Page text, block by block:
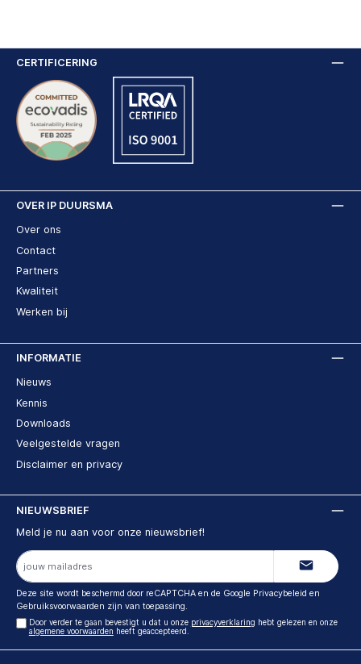
OVER IP DUURSMA
Over ons
Contact
Partners
Kwaliteit
Werken bij
INFORMATIE
Nieuws
Kennis
Downloads
Veelgestelde vragen
Disclaimer en privacy
CERTIFICERING
NIEUWSBRIEF
Meld je nu aan voor onze nieuwsbrief!
E-
mailadres
Deze site wordt beschermd door reCAPTCHA en de Google Privacybeleid en
Gebruiksvoorwaarden zijn van toepassing.
Door verder te gaan bevestigt u dat u onze privacyverklaring hebt gelezen en onze
algemene voorwaarden heeft geaccepteerd.